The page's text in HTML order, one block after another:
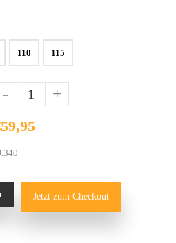
110 115
- +
Jetzt zum Checkout